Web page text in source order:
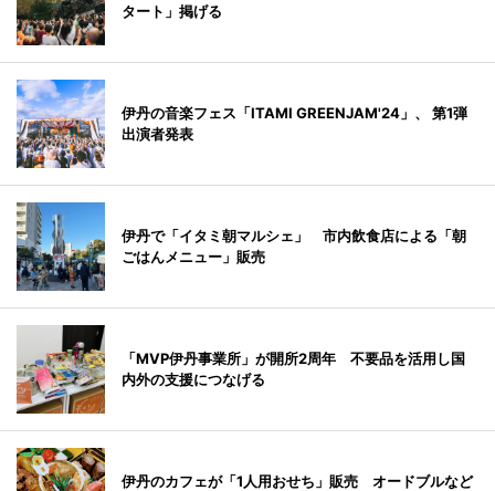
タート」掲げる
伊丹の音楽フェス「ITAMI GREENJAM'24」、 第1弾
出演者発表
伊丹で「イタミ朝マルシェ」 市内飲食店による「朝
ごはんメニュー」販売
「MVP伊丹事業所」が開所2周年 不要品を活用し国
内外の支援につなげる
伊丹のカフェが「1人用おせち」販売 オードブルなど